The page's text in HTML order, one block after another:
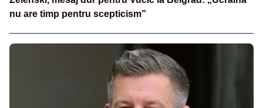
nu are timp pentru scepticism”